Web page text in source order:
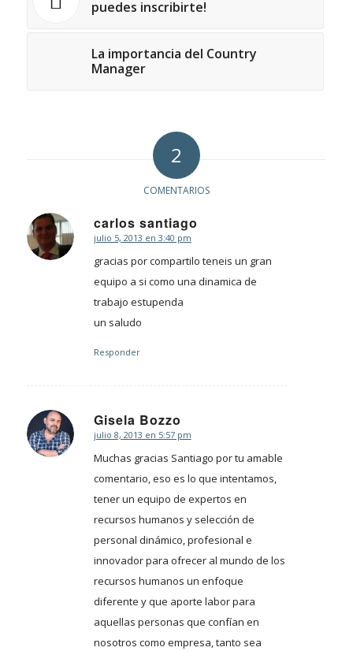
puedes inscribirte!
La importancia del Country
Manager
2
COMENTARIOS
carlos santiago
Dice:
julio 5, 2013 en 3:40 pm
gracias por compartilo teneis un gran
equipo a si como una dinamica de
trabajo estupenda
un saludo
Responder
Gisela Bozzo
Dice:
julio 8, 2013 en 5:57 pm
Muchas gracias Santiago por tu amable
comentario, eso es lo que intentamos,
tener un equipo de expertos en
recursos humanos y selección de
personal dinámico, profesional e
innovador para ofrecer al mundo de los
recursos humanos un enfoque
diferente y que aporte labor para
aquellas personas que confían en
nosotros como empresa, tanto sea